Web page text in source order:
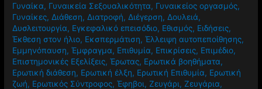
Γυναίκα, Γυναικεία Σεξουαλικότητα, Γυναικείος οργασμός,
Γυναίκες, Διάθεση, Διατροφή, Διέγερση, Δουλειά,
Δυσλειτουργία, Εγκεφαλικό επεισόδιο, Εθισμός, Ειδήσεις,
Έκθεση στον ήλιο, Εκσπερμάτιση,Έλλειψη αυτοπεποίθησης,
Εμμηνόπαυση,Έμφραγμα, Επιθυμία, Επικρίσεις, Επιμέδιο,
Επιστημονικές Εξελίξεις,Έρωτας, Ερωτικά βοηθήματα,
Ερωτική διάθεση, Ερωτική έλξη, Ερωτική Επιθυμία, Ερωτική
ζωή, Ερωτικός Σύντροφος,Έφηβοι,Ζευγάρι,Ζευγάρια,